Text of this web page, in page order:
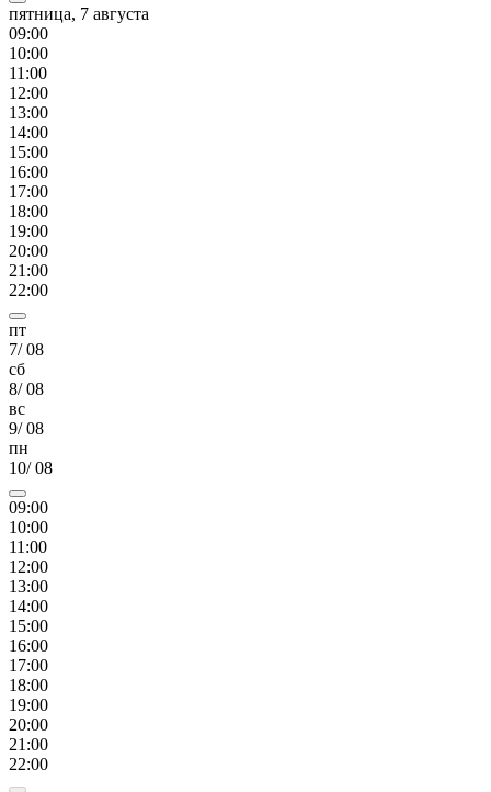
пятница, 7 августа
09:00
10:00
11 :00
12:00
13:00
14:00
15:00
16:00
17:00
18:00
19:00
20:00
21 :00
22:00
пт
7/08
сб
8/08
вс
9/08
пн
10/08
09:00
10:00
11 :00
12:00
13:00
14:00
15:00
16:00
17:00
18:00
19:00
20:00
21 :00
22:00